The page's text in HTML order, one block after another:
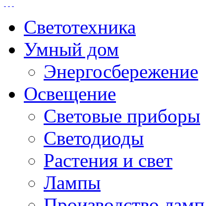
Светотехника
Умный дом
Энергосбережение
Освещение
Световые приборы
Светодиоды
Растения и свет
Лампы